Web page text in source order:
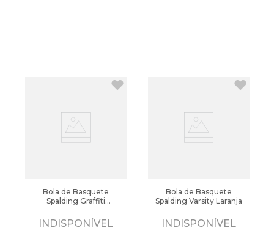
Bola de Basquete
Spalding Graffiti
INDISPONÍVEL
Bola de Basquete
Spalding Varsity Laranja
INDISPONÍVEL